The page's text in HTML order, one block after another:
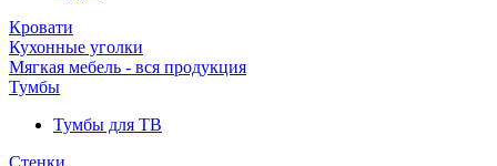
Кровати
Кухонные уголки
Мягкая мебель - вся продукция
Тумбы
Тумбы для ТВ
Стенки